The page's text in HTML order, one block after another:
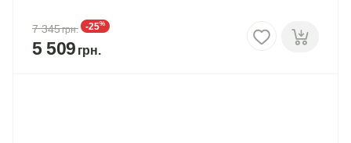
7 345 -25%
5 509